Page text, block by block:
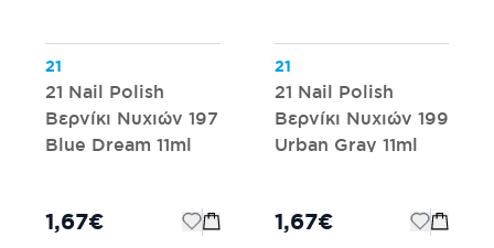
21
21 Nail Polish
Βερνίκι Νυχιών 197
Blue Dream 11ml
1,67€
21
21 Nail Polish
Βερνίκι Νυχιών 199
Urban Gray 11ml
1,67€